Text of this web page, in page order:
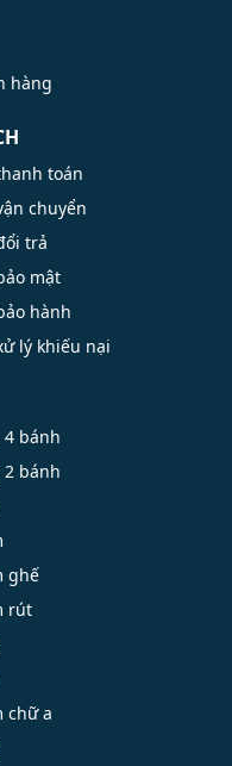
hàng
toán
chuyển
trả
mật
hành
lý khiếu nại
4 bánh
2 bánh
ghế
rút
chữ a